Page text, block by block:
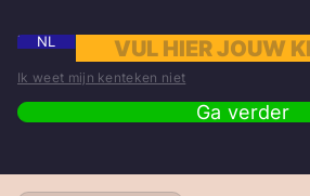
NL
Ik weet mijn kenteken niet
Ga verder